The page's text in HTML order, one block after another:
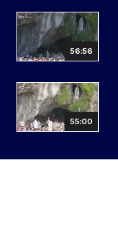
56:56
55:00